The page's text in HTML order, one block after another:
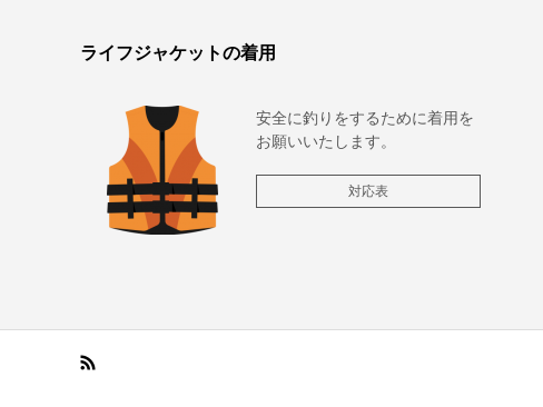
ライフジャケットの着用
安全に釣りをするために着用を
お願いいたします。
対応表